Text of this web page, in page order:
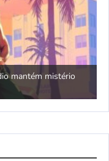
mantém mistério